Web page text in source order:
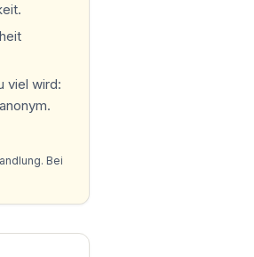
viel wird:
Bei